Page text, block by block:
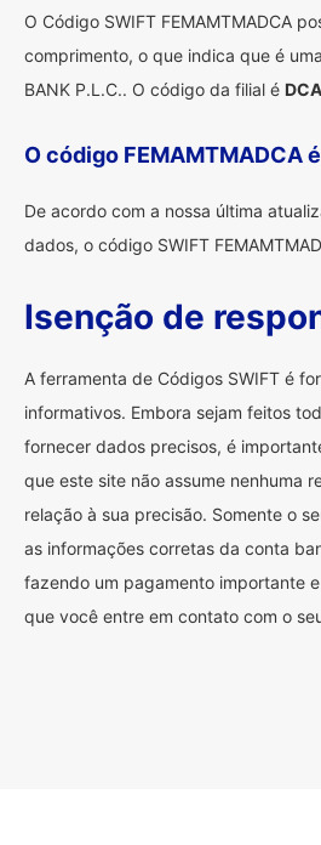
O Código SWIFT FEMAMTMADCA
comprimento, o que indica que é uma
BANK P.L.C.. O código da filial é
O código FEMAMTMADCA
De acordo com a nossa última
dados, o código SWIFT
Isenção de
A ferramenta de Códigos SWIFT é
informativos. Embora sejam feitos
fornecer dados precisos, é
que este site não assume nenhuma
relação à sua precisão. Somente o
as informações corretas da conta
fazendo um pagamento importante
que você entre em contato com o